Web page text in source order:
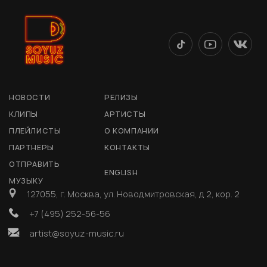
НОВОСТИ
РЕЛИЗЫ
КЛИПЫ
АРТИСТЫ
ПЛЕЙЛИСТЫ
О КОМПАНИИ
ПАРТНЕРЫ
КОНТАКТЫ
ОТПРАВИТЬ
МУЗЫКУ
ENGLISH
127055, г. Москва, ул. Новодмитровская, д 2, кор. 2
+7 (495) 252-56-56
artist@soyuz-music.ru